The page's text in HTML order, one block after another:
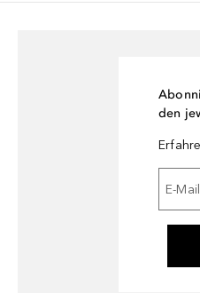
den
E-